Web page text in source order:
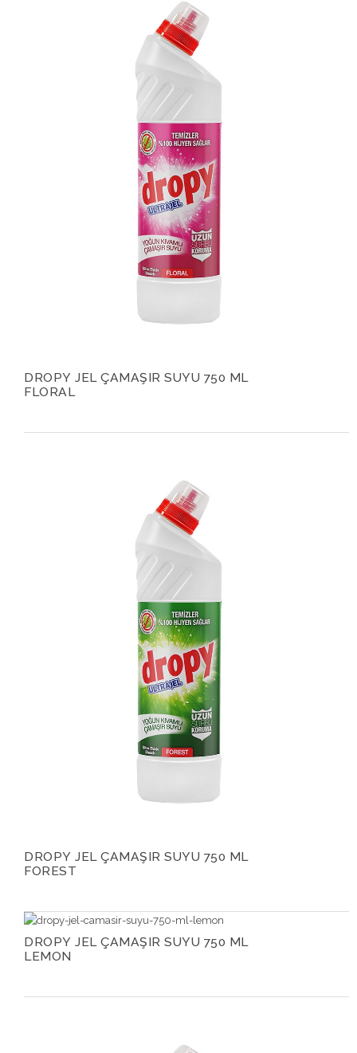
DROPY JEL ÇAMAŞIR SUYU 750 ML
FLORAL
DROPY JEL ÇAMAŞIR SUYU 750 ML
FOREST
DROPY JEL ÇAMAŞIR SUYU 750 ML
LEMON